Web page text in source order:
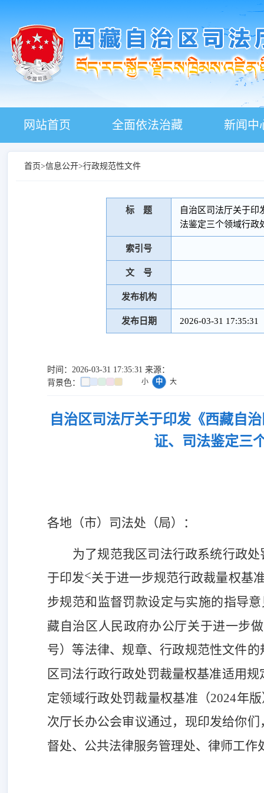
网站首页 全面依法治藏 新闻中
首页>信息公开>行政规范性文件
标 题
自治区司法厅关于印
法鉴定三个领域行政
索引号
文 号
发布机构
发布日期 2026-03-31 17:35:31
时间：2026-03-31 17:35:31 来源：
背景色：
小 中 大
自治区司法厅关于印发《西藏自
证、司法鉴定三
各地（市）司法处（局）：
为了规范我区司法行政系统行政
于印发<关于进一步规范行政裁量权基
步规范和监督罚款设定与实施的指导
藏自治区人民政府办公厅关于进一步
号）等法律、规章、行政规范性文件
区司法行政行政处罚裁量权基准适用
定领域行政处罚裁量权基准（2024年
次厅长办公会审议通过，现印发给你
督处、公共法律服务管理处、律师工